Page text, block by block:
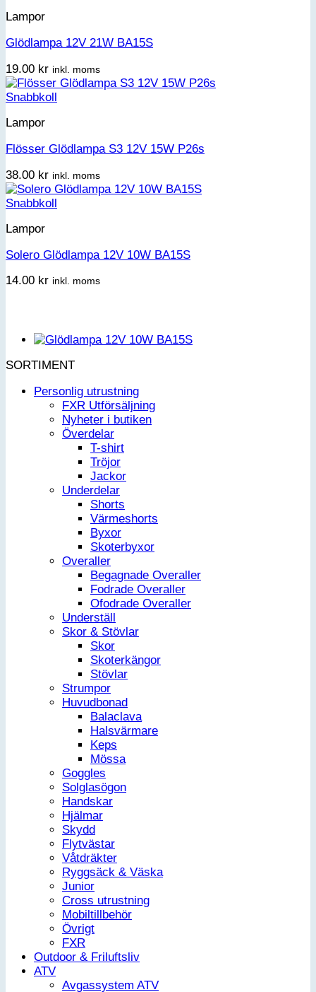
Lampor
Glödlampa 12V 21W BA15S
19.00 kr inkl. moms
Snabbkoll
Lampor
Flösser Glödlampa S3 12V 15W P26s
38.00 kr inkl. moms
Snabbkoll
Lampor
Solero Glödlampa 12V 10W BA15S
14.00 kr inkl. moms
SORTIMENT
Personlig utrustning
FXR Utförsäljning
Nyheter i butiken
Överdelar
T-shirt
Tröjor
Jackor
Underdelar
Shorts
Värmeshorts
Byxor
Skoterbyxor
Overaller
Begagnade Overaller
Fodrade Overaller
Ofodrade Overaller
Underställ
Skor & Stövlar
Skor
Skoterkängor
Stövlar
Strumpor
Huvudbonad
Balaclava
Halsvärmare
Keps
Mössa
Goggles
Solglasögon
Handskar
Hjälmar
Skydd
Flytvästar
Våtdräkter
Ryggsäck & Väska
Junior
Cross utrustning
Mobiltillbehör
Övrigt
FXR
Outdoor & Friluftsliv
ATV
Avgassystem ATV